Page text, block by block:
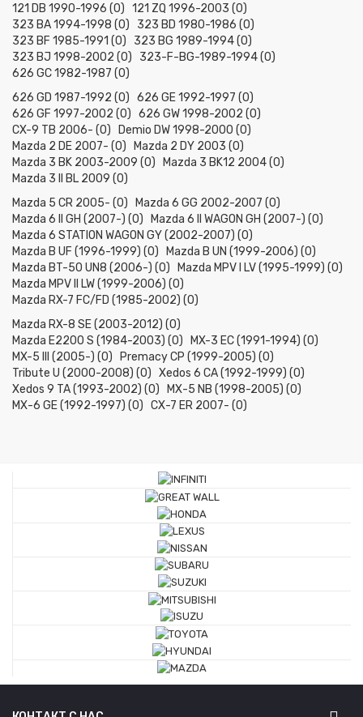
121 DB 1990-1996 (0) 121 ZQ 1996-2003 (0)
323 BA 1994-1998 (0)
323 BD 1980-1986 (0)
323 BF 1985-1991 (0)
323 BG 1989-1994 (0)
323 BJ 1998-2002 (0)
323-F-BG-1989-1994 (0)
626 GC 1982-1987 (0)
626 GD 1987-1992 (0) 626 GE 1992-1997 (0)
626 GF 1997-2002 (0) 626 GW 1998-2002 (0)
CX-9 TB 2006- (0)
Demio DW 1998-2000 (0)
Mazda 2 DE 2007- (0)
Mazda 2 DY 2003 (0)
Mazda 3 BK 2003-2009 (0)
Mazda 3 BK12 2004 (0)
Mazda 3 II BL 2009 (0)
Mazda 5 CR 2005- (0)
Mazda 6 GG 2002-2007 (0)
Mazda 6 II GH (2007-) (0)
Mazda 6 II WAGON GH (2007-) (0)
Mazda 6 STATION WAGON GY (2002-2007) (0)
Mazda B UF (1996-1999) (0)
Mazda B UN (1999-2006) (0)
Mazda BT-50 UN8 (2006-) (0)
Mazda MPV I LV (1995-1999) (0)
Mazda MPV II LW (1999-2006) (0)
Mazda RX-7 FC/FD (1985-2002) (0)
Mazda RX-8 SE (2003-2012) (0)
Mazda Е2200 S (1984-2003) (0)
MX-3 EC (1991-1994) (0)
MX-5 III (2005-) (0)
Premacy CP (1999-2005) (0)
Tribute U (2000-2008) (0) Xedos 6 CA (1992-1999) (0)
Xedos 9 TA (1993-2002) (0)
МХ-5 NB (1998-2005) (0)
МХ-6 GE (1992-1997) (0) СХ-7 ER 2007- (0)